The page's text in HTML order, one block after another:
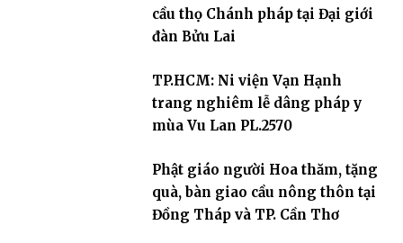
cầu thọ Chánh pháp tại Đại giới
đàn Bửu Lai
TP.HCM: Ni viện Vạn Hạnh
trang nghiêm lễ dâng pháp y
mùa Vu Lan PL.2570
Phật giáo người Hoa thăm, tặng
quà, bàn giao cầu nông thôn tại
Đồng Tháp và TP. Cần Thơ